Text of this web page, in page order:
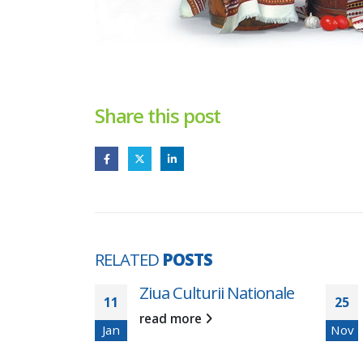
Share this post
RELATED POSTS
11
Jan
Ziua Culturii Nationale
read more
25
Nov